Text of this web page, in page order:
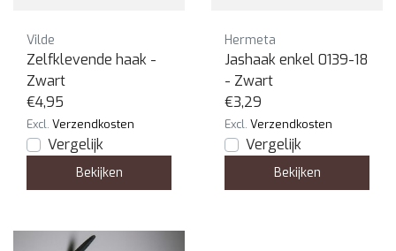
Vilde
Zelfklevende haak -
Zwart
€4,95
Excl. Verzendkosten
Vergelijk
Bekijken
Hermeta
Jashaak enkel 0139-18
- Zwart
€3,29
Excl. Verzendkosten
Vergelijk
Bekijken